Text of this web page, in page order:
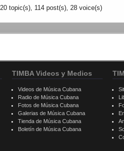
20 topic(s), 114 post(s), 28 voice(s)
TIMBA Videos y Medios
Videos de Música Cubana
Radio de Música Cubana
Fotos de Música Cubana
Galerias de Música Cubana
Tienda de Música Cubana
Boletín de Música Cubana